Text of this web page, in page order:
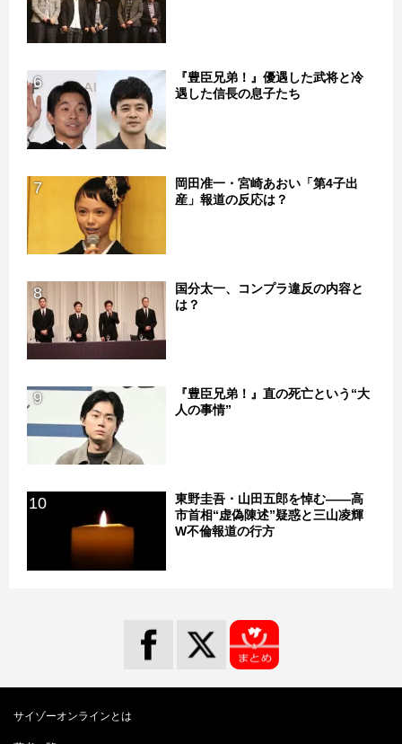
6
『豊臣兄弟！』優遇した武将と冷
遇した信長の息子たち
7
岡田准一・宮崎あおい「第4子出
産」報道の反応は？
8
国分太一、コンプラ違反の内容と
は？
9
『豊臣兄弟！』直の死亡という“大
人の事情”
10
東野圭吾・山田五郎を悼む――高
市首相“虚偽陳述”疑惑と三山凌輝
W不倫報道の行方
サイゾーオンラインとは